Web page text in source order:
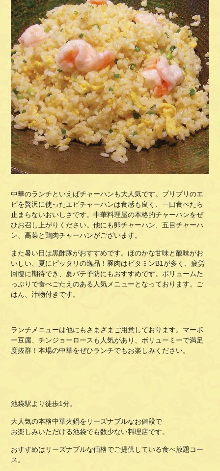
中華のランチといえばチャーハンも大人気です。プリプリのエ
ビを贅沢に使ったエビチャーハンは食感も良く、一口食べたら
止まらないおいしさです。中華料理屋の本格的チャーハンをぜ
ひお召し上がりください。他にも卵チャーハン、五目チャーハ
ン、高菜と鶏肉チャーハンがございます。
また暑い日は黒酢豚がおすすめです。ほのかな甘味と酸味がお
いしい、夏にピッタリの逸品！豚肉はビタミンB1が多く、疲労
回復に期待でき、夏バテ予防にもおすすめです。ボリュームた
っぷりで食べごたえのある人気メニューとなっております。ご
はん、汁物付きです。
ランチメニューは他にもさまざまご用意しております。マーボ
ー豆腐、チンジョーロースも人気があり、ボリューミーで満足
度抜群！本場の中華をぜひランチでもお楽しみください。
池袋駅より徒歩1分。
大人気の本格中華火鍋をリーズナブルなお値段で
お楽しみいただける池袋でも数少ない料理店です。
おすすめはリーズナブルな価格でご提供している食べ放題コー
ス。